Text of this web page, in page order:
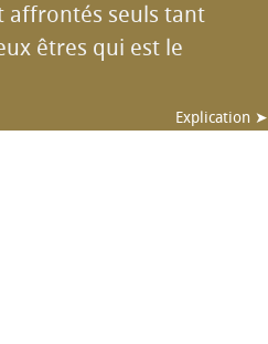
affrontés seuls tant
êtres qui est le
Explication ➤